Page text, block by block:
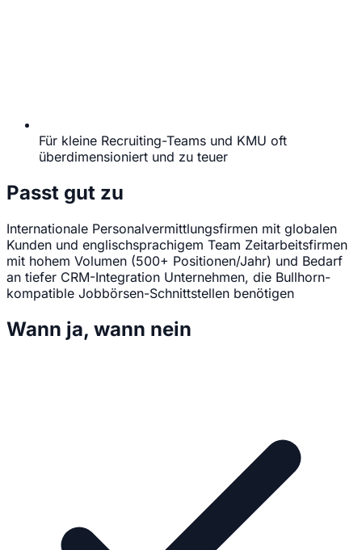
Für kleine Recruiting-Teams und KMU oft
überdimensioniert und zu teuer
Passt gut zu
Internationale Personalvermittlungsfirmen mit globalen
Kunden und englischsprachigem Team Zeitarbeitsfirmen
mit hohem Volumen (500+ Positionen/Jahr) und Bedarf
an tiefer CRM-Integration Unternehmen, die Bullhorn-
kompatible Jobbörsen-Schnittstellen benötigen
Wann ja, wann nein